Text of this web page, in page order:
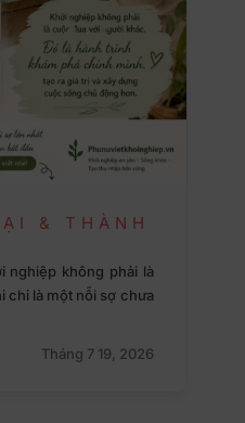
& THÀNH
nghiệp không phải là
chỉ là một nỗi sợ chưa
Tháng 7 19, 2026